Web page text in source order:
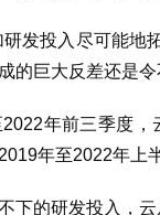
研发投入尽可能地
的巨大反差还是令
年前三季度，
年至2022年上
下的研发投入，云